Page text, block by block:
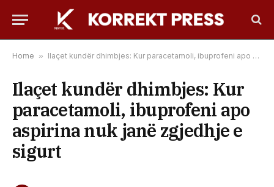
Home » Ilaçet kundër dhimbjes: Kur paracetamoli, ibuprofeni apo aspirina nuk janë zgjedhje e sigurt
Ilaçet kundër dhimbjes: Kur
paracetamoli, ibuprofeni apo
aspirina nuk janë zgjedhje e
sigurt